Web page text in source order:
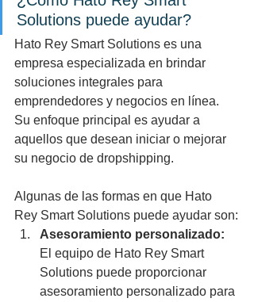
Solutions puede ayudar?
Hato Rey Smart Solutions es una
empresa especializada en brindar
soluciones integrales para
emprendedores y negocios en línea.
Su enfoque principal es ayudar a
aquellos que desean iniciar o mejorar
su negocio de dropshipping.
Algunas de las formas en que Hato
Rey Smart Solutions puede ayudar son:
Asesoramiento personalizado:
El equipo de Hato Rey Smart
Solutions puede proporcionar
asesoramiento personalizado para